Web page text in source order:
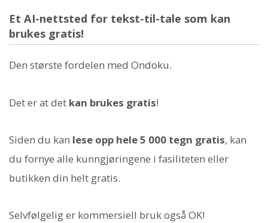
Et AI-nettsted for tekst-til-tale som kan
brukes gratis!
Den største fordelen med Ondoku.
Det er at det kan brukes gratis!
Siden du kan lese opp hele 5 000 tegn gratis, kan
du fornye alle kunngjøringene i fasiliteten eller
butikken din helt gratis.
Selvfølgelig er kommersiell bruk også OK!